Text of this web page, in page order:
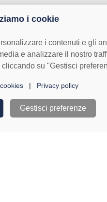
i cookie
i contenuti e gli
e analizzare il nostro
su "Gestisci
| Privacy policy
Gestisci preferenze